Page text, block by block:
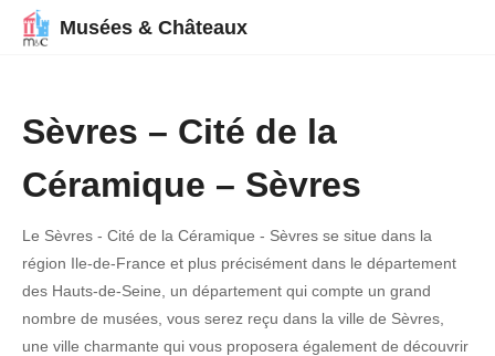
Musées & Châteaux
Sèvres – Cité de la
Céramique – Sèvres
Le Sèvres - Cité de la Céramique - Sèvres se situe dans la
région Ile-de-France et plus précisément dans le département
des Hauts-de-Seine, un département qui compte un grand
nombre de musées, vous serez reçu dans la ville de Sèvres,
une ville charmante qui vous proposera également de découvrir